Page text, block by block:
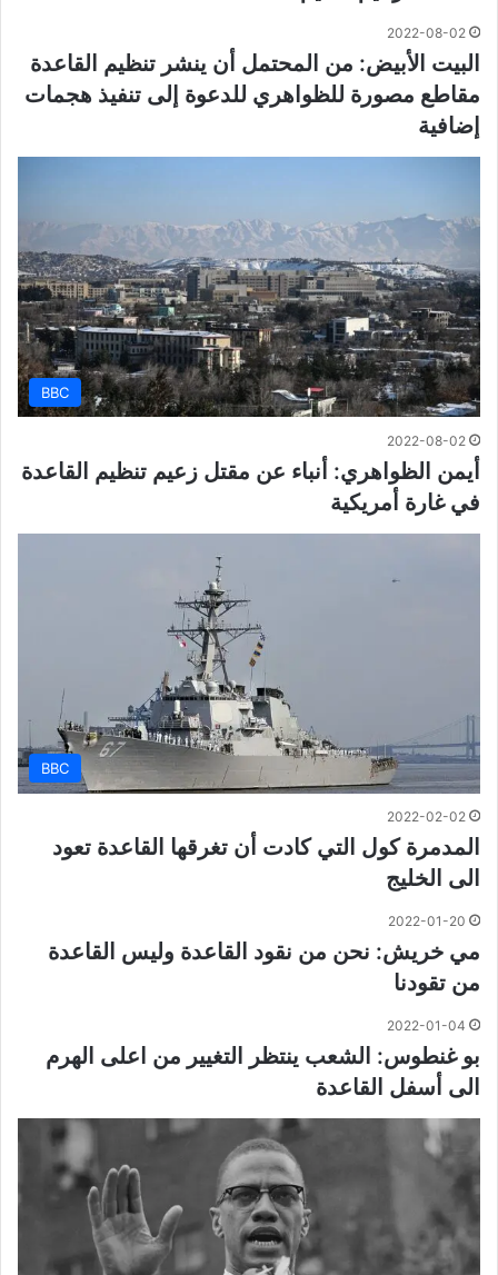
2022-08-02
البيت الأبيض: من المحتمل أن ينشر تنظيم القاعدة
مقاطع مصورة للظواهري للدعوة إلى تنفيذ هجمات
إضافية
BBC
2022-08-02
أيمن الظواهري: أنباء عن مقتل زعيم تنظيم القاعدة
في غارة أمريكية
BBC
2022-02-02
المدمرة كول التي كادت أن تغرقها القاعدة تعود
الى الخليج
2022-01-20
مي خريش: نحن من نقود القاعدة وليس القاعدة
من تقودنا
2022-01-04
بو غنطوس: الشعب ينتظر التغيير من اعلى الهرم
الى أسفل القاعدة